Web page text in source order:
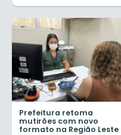
Prefeitura retoma
mutirões com novo
formato na Região Leste